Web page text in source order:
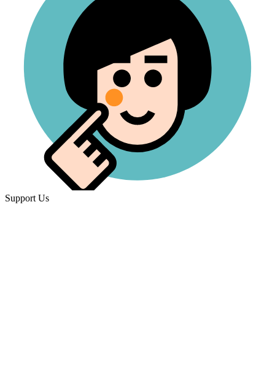
Support Us